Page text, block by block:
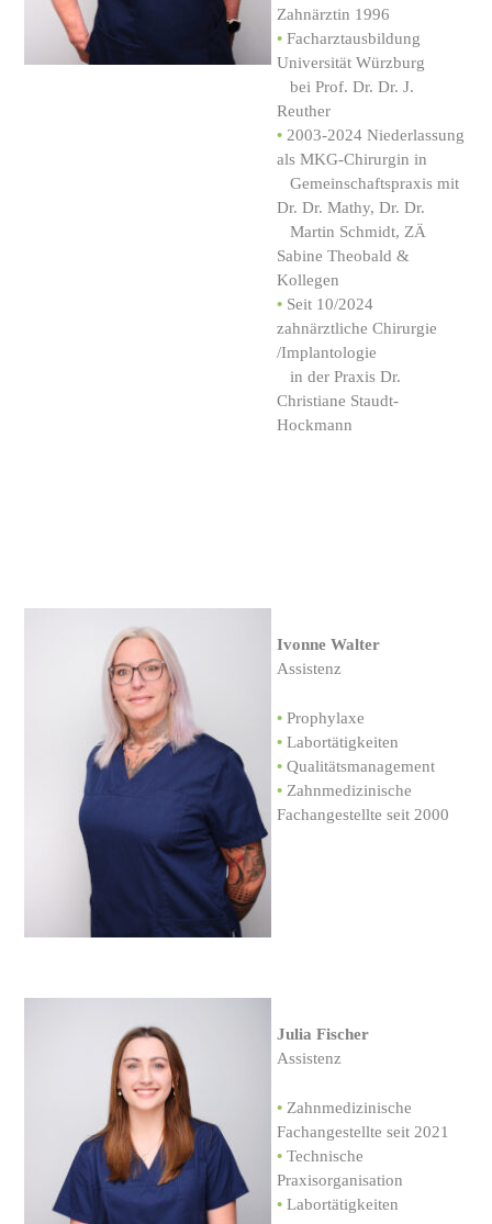
Zahnärztin 1996
• Facharztausbildung
Universität Würzburg
bei Prof. Dr. Dr. J.
Reuther
• 2003-2024 Niederlassung
als MKG-Chirurgin in
Gemeinschaftspraxis mit
Dr. Dr. Mathy, Dr. Dr.
Martin Schmidt, ZÄ
Sabine Theobald &
Kollegen
• Seit 10/2024
zahnärztliche Chirurgie
/Implantologie
in der Praxis Dr.
Christiane Staudt-
Hockmann
Ivonne Walter
Assistenz
• Prophylaxe
• Labortätigkeiten
• Qualitätsmanagement
• Zahnmedizinische
Fachangestellte seit 2000
Julia Fischer
Assistenz
• Zahnmedizinische
Fachangestellte seit 2021
• Technische
Praxisorganisation
• Labortätigkeiten